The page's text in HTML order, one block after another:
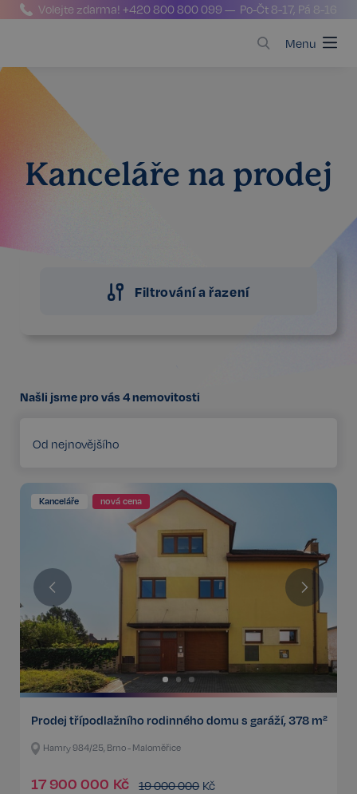
Volejte zdarma!+420 800 800 099 — Po-Čt 8-17, Pá 8-16
Menu
Kanceláře na prodej
Filtrování a řazení
Našli jsme pro vás 4nemovitosti
Od nejnovějšího
Kanceláře nová cena
Prodej třípodlažního rodinného domu s garáží, 378 m²
Hamry 984/25, Brno - Maloměřice
17 900 000 Kč 19 000 000 Kč